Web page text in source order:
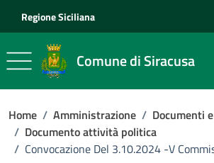
Regione Siciliana
Comune di Siracusa
Home / Amministrazione / Documenti
/ Documento attività politica
/ Convocazione Del 3.10.2024 -V